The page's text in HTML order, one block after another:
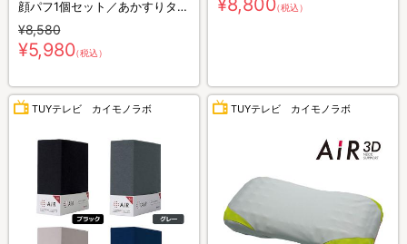
顔パフ1個セット／あかすりタオ
ル
¥8,580
¥5,980（税込）
¥8,800（税込）
TUYテレビ カイモノラボ TUYテレビ カイモノラボ